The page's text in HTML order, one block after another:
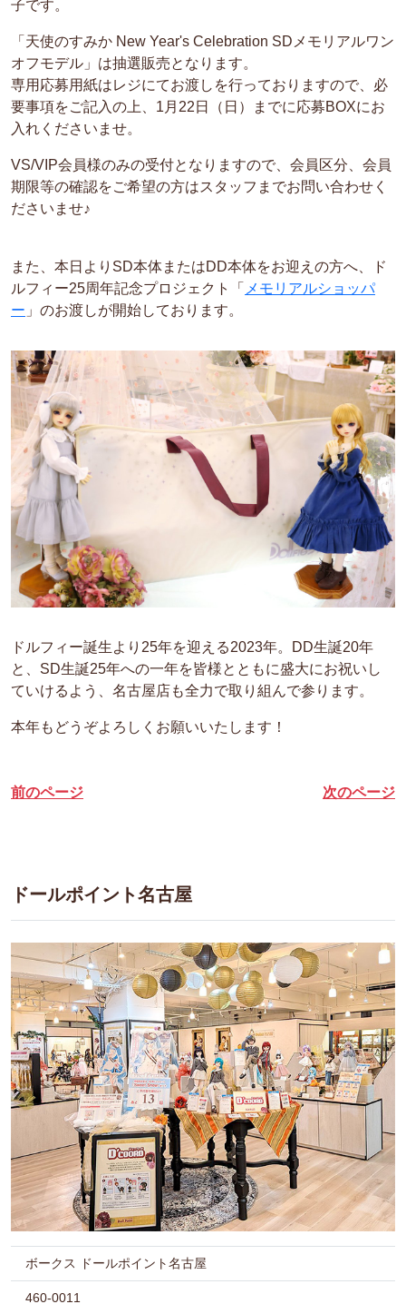
子です。
「天使のすみか New Year's Celebration SDメモリアルワン
オフモデル」は抽選販売となります。
専用応募用紙はレジにてお渡しを行っておりますので、必
要事項をご記入の上、1月22日（日）までに応募BOXにお
入れくださいませ。
VS/VIP会員様のみの受付となりますので、会員区分、会員
期限等の確認をご希望の方はスタッフまでお問い合わせく
ださいませ♪
また、本日よりSD本体またはDD本体をお迎えの方へ、ド
ルフィー25周年記念プロジェクト「 メモリアルショッパ
ー 」のお渡しが開始しております。
ドルフィー誕生より25年を迎える2023年。DD生誕20年
と、SD生誕25年への一年を皆様とともに盛大にお祝いし
ていけるよう、名古屋店も全力で取り組んで参ります。
本年もどうぞよろしくお願いいたします！
前のページ 次のページ
ドールポイント名古屋
ボークス ドールポイント名古屋
460-0011